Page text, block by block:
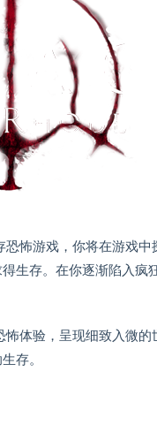
恐怖游戏，你将在游戏
生存。在你逐渐陷入疯
怖体验，呈现细致入微
存。